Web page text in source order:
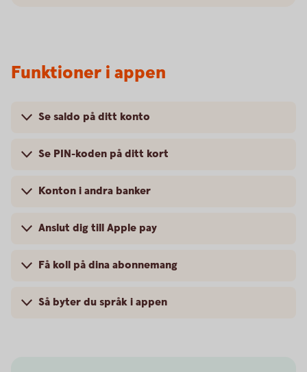
Funktioner i appen
Se saldo på ditt konto
Se PIN-koden på ditt kort
Konton i andra banker
Anslut dig till Apple pay
Få koll på dina abonnemang
Så byter du språk i appen